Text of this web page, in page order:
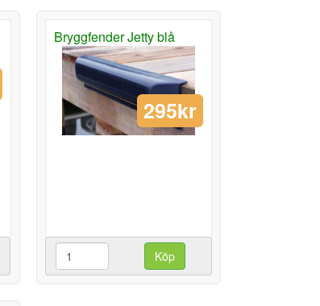
Bryggfender Jetty blå
295kr
Köp